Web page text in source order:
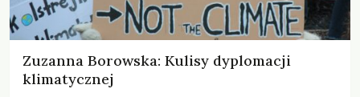
Zuzanna Borowska: Kulisy dyplomacji
klimatycznej